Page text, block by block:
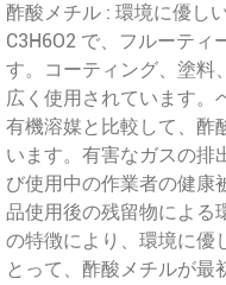
酢酸メチル : 環境に優し
C3H6O2 で、フルーティ
す。コーティング、塗料
広く使用されています。
有機溶媒と比較して、酢
います。有害なガスの排
び使用中の作業者の健康
品使用後の残留物による
の特徴により、環境に優
とって、酢酸メチルが最